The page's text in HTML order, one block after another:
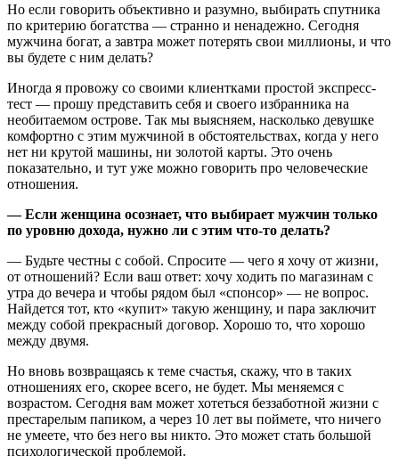
Но если говорить объективно и разумно, выбирать спутника
по критерию богатства — странно и ненадежно. Сегодня
мужчина богат, а завтра может потерять свои миллионы, и что
вы будете с ним делать?
Иногда я провожу со своими клиентками простой экспресс-
тест — прошу представить себя и своего избранника на
необитаемом острове. Так мы выясняем, насколько девушке
комфортно с этим мужчиной в обстоятельствах, когда у него
нет ни крутой машины, ни золотой карты. Это очень
показательно, и тут уже можно говорить про человеческие
отношения.
— Если женщина осознает, что выбирает мужчин только
по уровню дохода, нужно ли с этим что-то делать?
— Будьте честны с собой. Спросите — чего я хочу от жизни,
от отношений? Если ваш ответ: хочу ходить по магазинам с
утра до вечера и чтобы рядом был «спонсор» — не вопрос.
Найдется тот, кто «купит» такую женщину, и пара заключит
между собой прекрасный договор. Хорошо то, что хорошо
между двумя.
Но вновь возвращаясь к теме счастья, скажу, что в таких
отношениях его, скорее всего, не будет. Мы меняемся с
возрастом. Сегодня вам может хотеться беззаботной жизни с
престарелым папиком, а через 10 лет вы поймете, что ничего
не умеете, что без него вы никто. Это может стать большой
психологической проблемой.